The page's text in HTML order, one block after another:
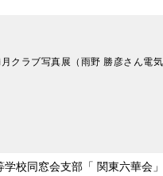
クラブ写真展（雨野 勝彦さん電気
校同窓会支部「 関東六華会」